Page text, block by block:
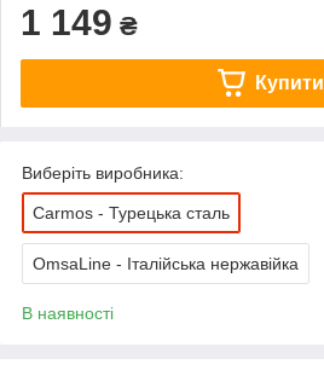
1 149 ₴
Купити
Виберіть виробника:
Carmos - Турецька сталь
OmsaLine - Італійська нержавійка
В наявності